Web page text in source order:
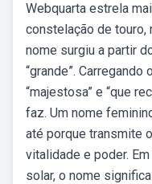
Webquarta estrela
constelação de touro,
nome surgiu a partir
“grande”.
“majestosa” e “que
faz. Um nome
até porque transmite
vitalidade e poder.
solar, o nome